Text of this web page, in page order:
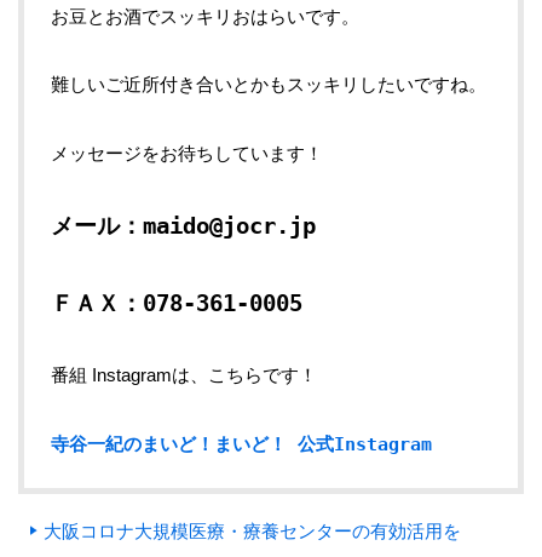
お豆とお酒でスッキリおはらいです。
難しいご近所付き合いとかもスッキリしたいですね。
メッセージをお待ちしています！
メール：maido@jocr.jp
ＦＡＸ：078-361-0005
番組 Instagramは、こちらです！
寺谷一紀のまいど！まいど！ 公式Instagram
大阪コロナ大規模医療・療養センターの有効活用を